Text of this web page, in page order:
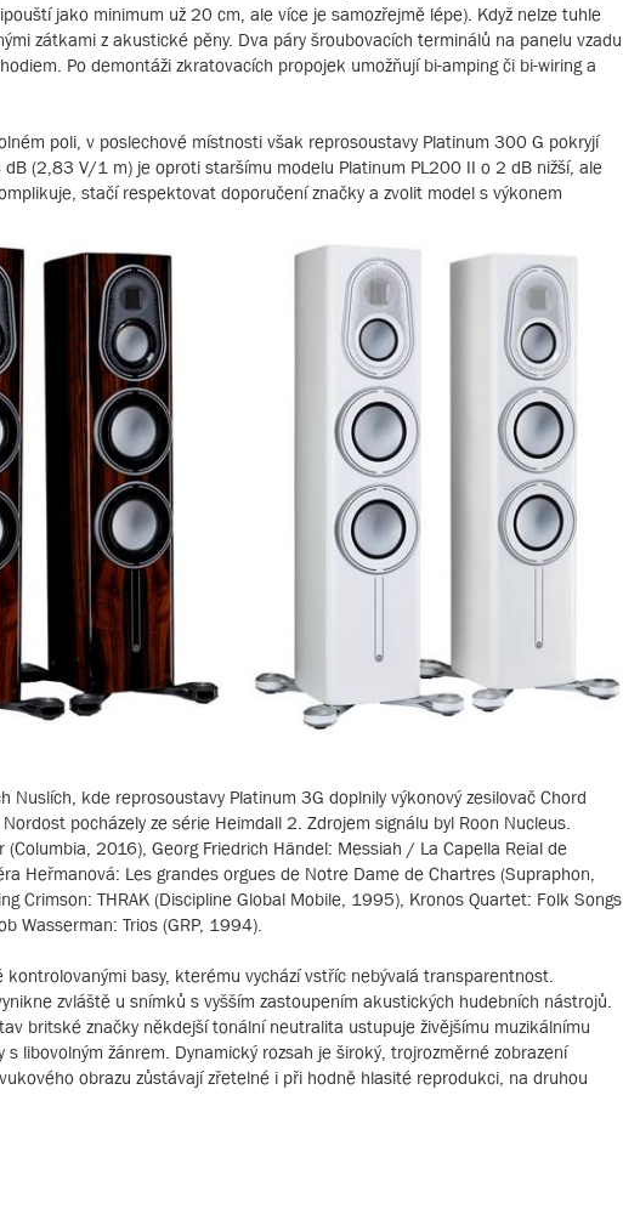
jako minimum už 20 cm, ale více je samozřejmě lépe). Když nelze tuhle
zátkami z akustické pěny. Dva páry šroubovacích terminálů na panelu vzadu
Po demontáži zkratovacích propojek umožňují bi-amping či bi-wiring a
poli, v poslechové místnosti však reprosoustavy Platinum 300 G pokryjí
(2,83 V/1 m) je oproti staršímu modelu Platinum PL200 II o 2 dB nižší, ale
stačí respektovat doporučení značky a zvolit model s výkonem
kde reprosoustavy Platinum 3G doplnily výkonový zesilovač Chord
pocházely ze série Heimdall 2. Zdrojem signálu byl Roon Nucleus.
2016), Georg Friedrich Händel: Messiah / La Capella Reial de
Heřmanová: Les grandes orgues de Notre Dame de Chartres (Supraphon,
Crimson: THRAK (Discipline Global Mobile, 1995), Kronos Quartet: Folk Songs
Wasserman: Trios (GRP, 1994).
basy, kterému vychází vstříc nebývalá transparentnost.
zvláště u snímků s vyšším zastoupením akustických hudebních nástrojů.
britské značky někdejší tonální neutralita ustupuje živějšímu muzikálnímu
libovolným žánrem. Dynamický rozsah je široký, trojrozměrné zobrazení
obrazu zůstávají zřetelné i při hodně hlasité reprodukci, na druhou